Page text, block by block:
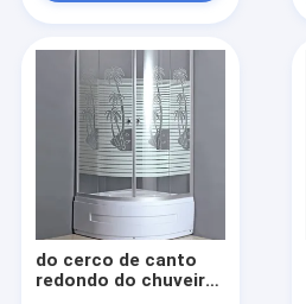
do cerco de canto
redondo do chuveiro